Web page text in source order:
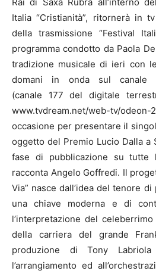
Italia “Cristianità”, ritornerà in
della trasmissione “Festival
programma condotto da Paola
tradizione musicale di ieri con
domani in onda sul canale
(canale 177 del digitale
www.tvdream.net/web-tv/
occasione per presentare il
oggetto del Premio Lucio Dalla a
fase di pubblicazione su tutte
racconta Angelo Goffredi. Il
Via” nasce dall’idea del tenore
una chiave moderna e di
l’interpretazione del
della carriera del grande
produzione di Tony
l’arrangiamento ed